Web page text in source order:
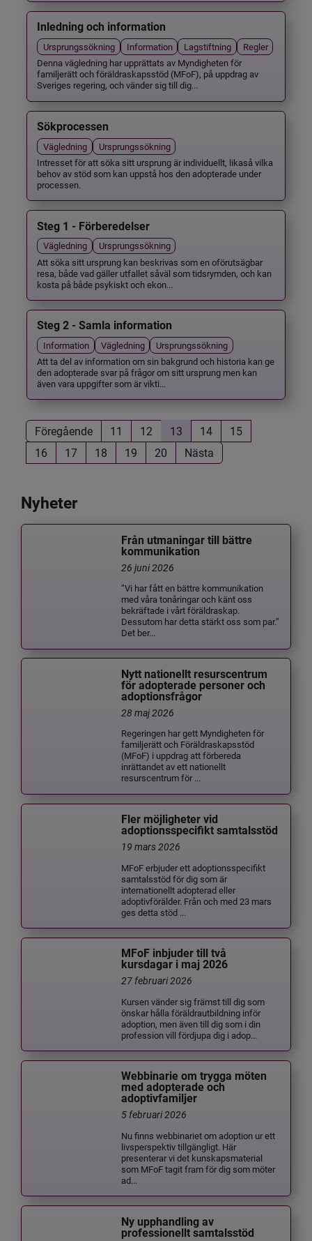
Inledning och information
Ursprungssökning Information Lagstiftning
Regler
Denna vägledning har upprättats av Myndigheten för
familjerätt och föräldraskapsstöd (MFoF), på uppdrag av
Sveriges regering, och vänder sig till dig...
Sökprocessen
Vägledning
Ursprungssökning
Intresset för att söka sitt ursprung är individuellt, likaså vilka
behov av stöd som kan uppstå hos den adopterade under
processen.
Steg 1 - Förberedelser
Vägledning
Ursprungssökning
Att söka sitt ursprung kan beskrivas som en oförutsägbar
resa, både vad gäller utfallet såväl som tidsrymden, och kan
kosta på både psykiskt och ekon...
Steg 2 - Samla information
Information Vägledning
Ursprungssökning
Att ta del av information om sin bakgrund och historia kan ge
den adopterade svar på frågor om sitt ursprung men kan
även vara uppgifter som är vikti...
Föregående 11 12 13 14
15
16
17 18 19 20 Nästa
Nyheter
Från utmaningar till bättre
kommunikation
26 juni 2026
”Vi har fått en bättre kommunikation
med våra tonåringar och känt oss
bekräftade i vårt föräldraskap.
Dessutom har detta stärkt oss som par.”
Det ber...
Nytt nationellt resurscentrum
för adopterade personer och
adoptionsfrågor
28 maj 2026
Regeringen har gett Myndigheten för
familjerätt och Föräldraskapsstöd
(MFoF) i uppdrag att förbereda
inrättandet av ett nationellt
resurscentrum för ...
Fler möjligheter vid
adoptionsspecifikt samtalsstöd
19 mars 2026
MFoF erbjuder ett adoptionsspecifikt
samtalsstöd för dig som är
internationellt adopterad eller
adoptivförälder. Från och med 23 mars
ges detta stöd ...
MFoF inbjuder till två
kursdagar i maj 2026
27 februari 2026
Kursen vänder sig främst till dig som
önskar hålla föräldrautbildning inför
adoption, men även till dig som i din
profession vill fördjupa dig i adop...
Webbinarie om trygga möten
med adopterade och
adoptivfamiljer
5 februari 2026
Nu finns webbinariet om adoption ur ett
livsperspektiv tillgängligt. Här
presenterar vi det kunskapsmaterial
som MFoF tagit fram för dig som möter
ad...
Ny upphandling av
professionellt samtalsstöd